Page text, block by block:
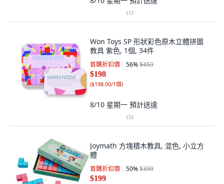
(1)
Won Toys SP 形狀彩色原木立體拼圖
教具 紫色, 1個, 34件
首購折扣價 56%$459
$198
($198.00/1個)
8/10 星期一 預計送達
(5)
Joymath 方塊積木教具, 混色, 小立方
體
首購折扣價 50%$399
$199